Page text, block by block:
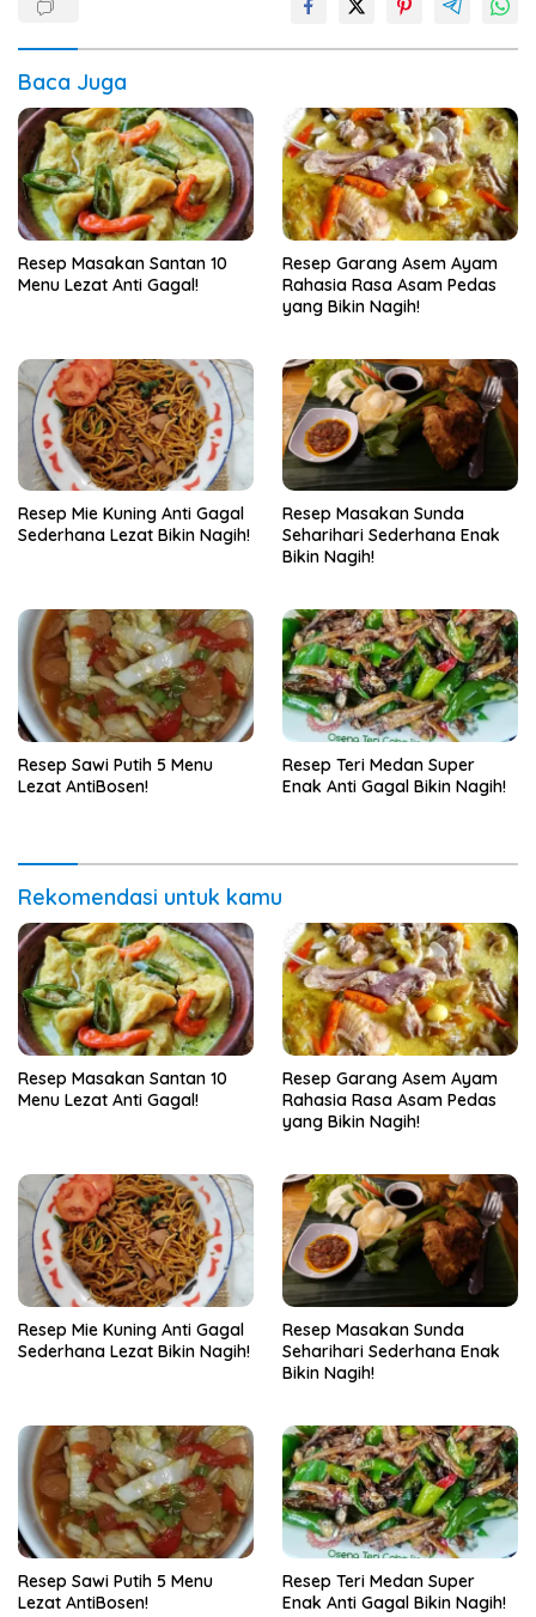
Baca Juga
Resep Masakan Santan 10
Menu Lezat Anti Gagal!
Resep Garang Asem Ayam
Rahasia Rasa Asam Pedas
yang Bikin Nagih!
Resep Mie Kuning Anti Gagal
Sederhana Lezat Bikin Nagih!
Resep Masakan Sunda
Seharihari Sederhana Enak
Bikin Nagih!
Resep Sawi Putih 5 Menu
Lezat AntiBosen!
Resep Teri Medan Super
Enak Anti Gagal Bikin Nagih!
Rekomendasi untuk kamu
Resep Masakan Santan 10
Menu Lezat Anti Gagal!
Resep Garang Asem Ayam
Rahasia Rasa Asam Pedas
yang Bikin Nagih!
Resep Mie Kuning Anti Gagal
Sederhana Lezat Bikin Nagih!
Resep Masakan Sunda
Seharihari Sederhana Enak
Bikin Nagih!
Resep Sawi Putih 5 Menu
Lezat AntiBosen!
Resep Teri Medan Super
Enak Anti Gagal Bikin Nagih!